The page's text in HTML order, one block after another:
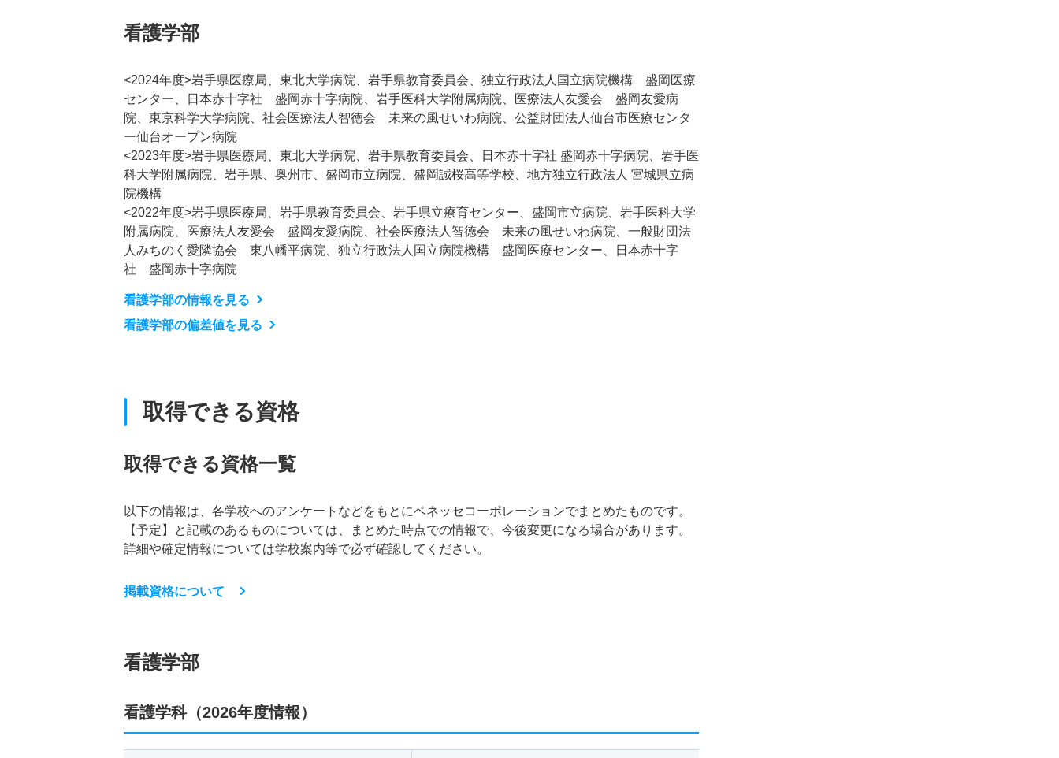
看護学部
<2024年度>岩手県医療局、東北大学病院、岩手県教育委員会、独立行政法人国立病院機構 盛岡医療
センター、日本赤十字社 盛岡赤十字病院、岩手医科大学附属病院、医療法人友愛会 盛岡友愛病
院、東京科学大学病院、社会医療法人智徳会 未来の風せいわ病院、公益財団法人仙台市医療センタ
ー仙台オープン病院
<2023年度>岩手県医療局、東北大学病院、岩手県教育委員会、日本赤十字社 盛岡赤十字病院、岩手医
科大学附属病院、岩手県、奥州市、盛岡市立病院、盛岡誠桜高等学校、地方独立行政法人 宮城県立病
院機構
<2022年度>岩手県医療局、岩手県教育委員会、岩手県立療育センター、盛岡市立病院、岩手医科大学
附属病院、医療法人友愛会 盛岡友愛病院、社会医療法人智徳会 未来の風せいわ病院、一般財団法
人みちのく愛隣協会 東八幡平病院、独立行政法人国立病院機構 盛岡医療センター、日本赤十字
社 盛岡赤十字病院
看護学部の情報を見る
看護学部の偏差値を見る
取得できる資格
取得できる資格一覧
以下の情報は、各学校へのアンケートなどをもとにベネッセコーポレーションでまとめたものです。
【予定】と記載のあるものについては、まとめた時点での情報で、今後変更になる場合があります。
詳細や確定情報については学校案内等で必ず確認してください。
掲載資格について
看護学部
看護学科（2026年度情報）